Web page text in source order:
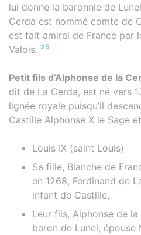
lui donne la baronnie de
Cerda est nommé comte de
est fait amiral de France par
Valois. 25
Petit fils d’Alphonse de la
dit de La Cerda, est né vers
lignée royale puisqu’il
Castille Alphonse X le Sage
Louis IX (saint Louis)
Sa fille, Blanche de
en 1268, Ferdinand de
infant de Castille,
Leur fils, Alphonse de
baron de Lunel, épouse